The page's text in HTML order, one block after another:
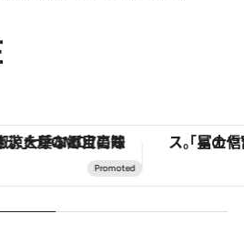
OMO7高知に登場！生姜、山椒、大葉など目にも舌にも涼を呼ぶ郷土の味